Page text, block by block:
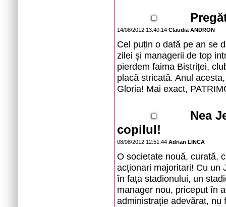
14/08/2012 13:40:14 Claudia ANDRON
Cel puțin o dată pe an se
zilei și managerii de top
pierdem faima Bistriței,
placă stricată. Anul
Gloria! Mai exact,
Nea
copilul!
08/08/2012 12:51:44 Adrian LINCA
O societate nouă, curată,
acționari majoritari! Cu un
în fața stadionului, un
manager nou, priceput în
administrație adevărat, nu